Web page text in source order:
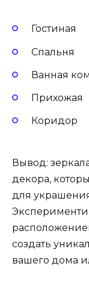
Гостиная
Спальня
Ванная
Прихожая
Коридор
Вывод:
декора,
для
создать
вашего дома